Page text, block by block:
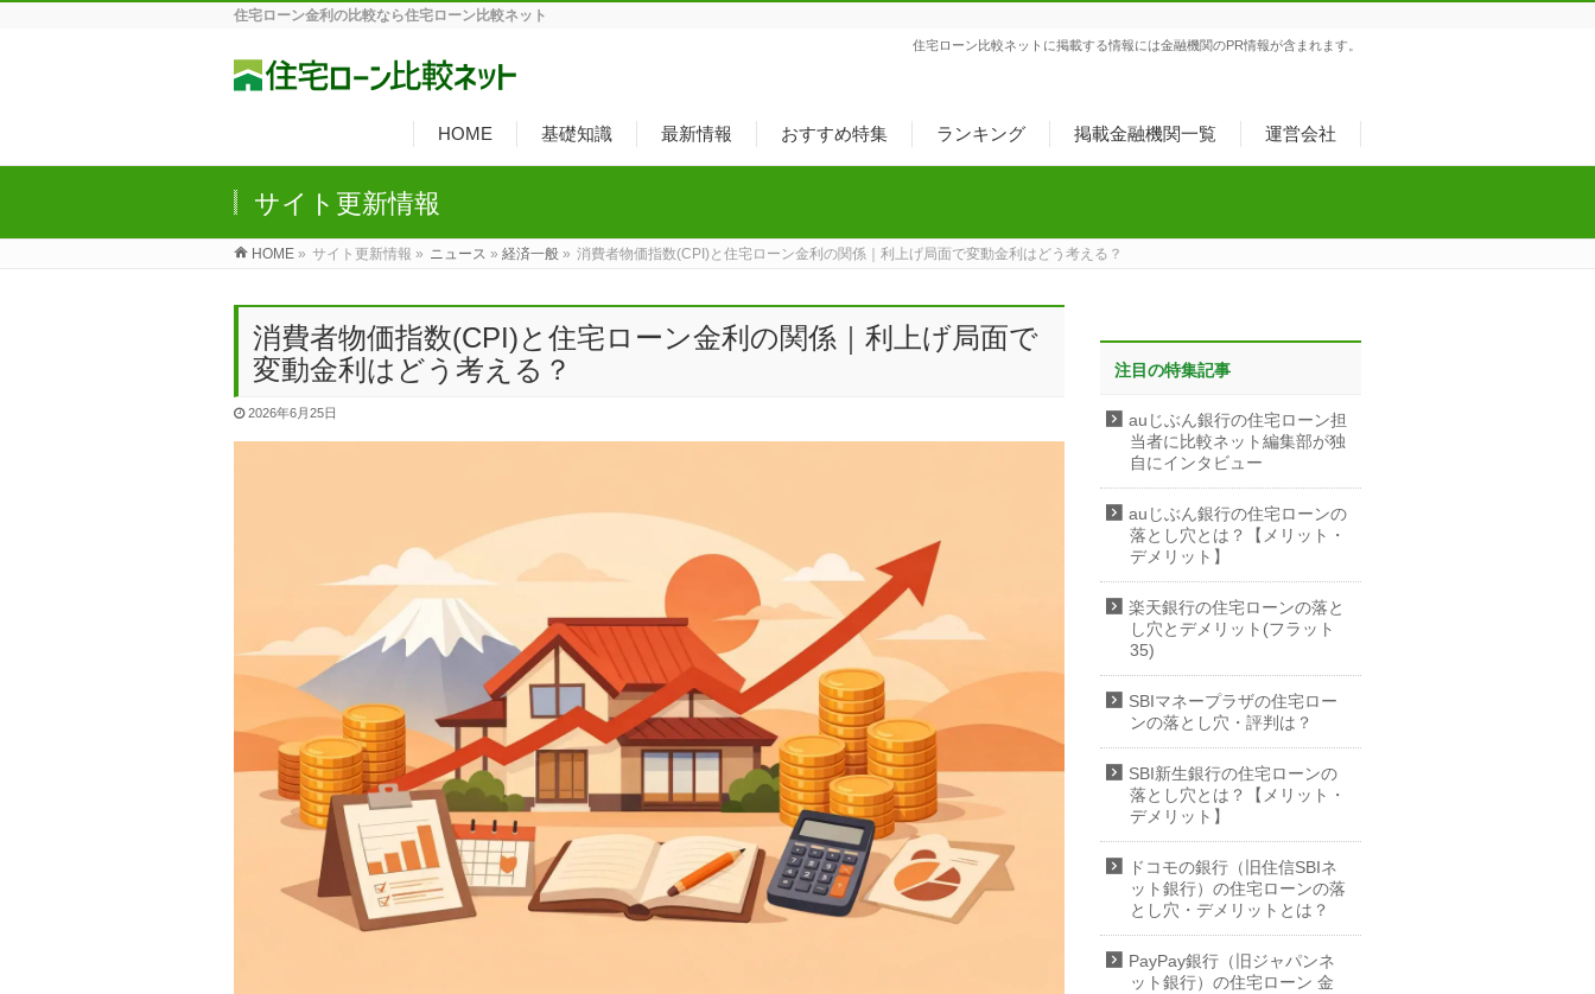
住宅ローン金利の比較なら住宅ローン比較ネット
HOME 基礎知識 最新情報 おすすめ特集 ランキング 掲載金融機関一覧 運営会社
住宅ローン比較ネットに掲載する情報には金融機関のPR情報が含まれます。
サイト更新情報
HOME » サイト更新情報 » ニュース » 経済一般 » 消費者物価指数(CPI)と住宅ローン金利の関係｜利上げ局面で変動金利はどう考える？
消費者物価指数(CPI)と住宅ローン金利の関係｜利上げ局面で
変動金利はどう考える？
2026年6月25日
注目の特集記事
auじぶん銀行の住宅ローン担
当者に比較ネット編集部が独
自にインタビュー
auじぶん銀行の住宅ローンの
落とし穴とは？【メリット・
デメリット】
楽天銀行の住宅ローンの落と
し穴とデメリット(フラット
35)
SBIマネープラザの住宅ロー
ンの落とし穴・評判は？
SBI新生銀行の住宅ローンの
落とし穴とは？【メリット・
デメリット】
ドコモの銀行（旧住信SBIネ
ット銀行）の住宅ローンの落
とし穴・デメリットとは？
PayPay銀行（旧ジャパンネ
ット銀行）の住宅ローン 金